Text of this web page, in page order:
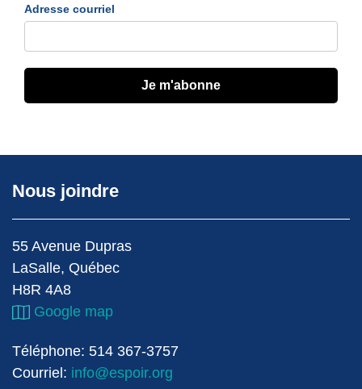
Adresse courriel
Je m'abonne
Nous joindre
55 Avenue Dupras
LaSalle, Québec
H8R 4A8
Google map
Téléphone: 514 367-3757
Courriel: info@espoir.org